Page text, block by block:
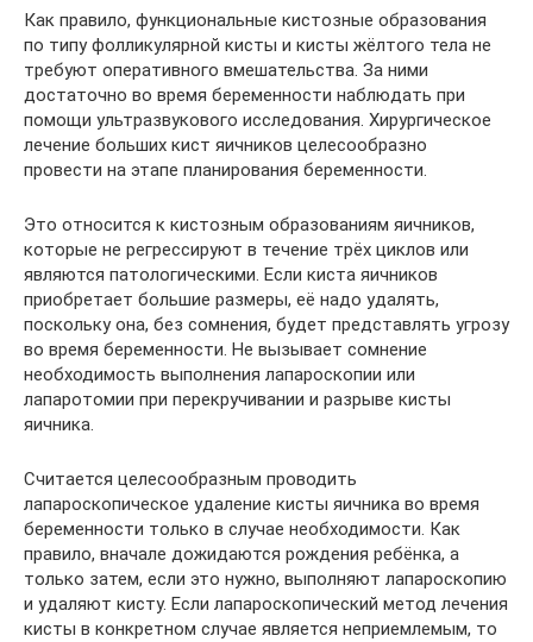
Как правило, функциональные кистозные образования
по типу фолликулярной кисты и кисты жёлтого тела не
требуют оперативного вмешательства. За ними
достаточно во время беременности наблюдать при
помощи ультразвукового исследования. Хирургическое
лечение больших кист яичников целесообразно
провести на этапе планирования беременности.
Это относится к кистозным образованиям яичников,
которые не регрессируют в течение трёх циклов или
являются патологическими. Если киста яичников
приобретает большие размеры, её надо удалять,
поскольку она, без сомнения, будет представлять угрозу
во время беременности. Не вызывает сомнение
необходимость выполнения лапароскопии или
лапаротомии при перекручивании и разрыве кисты
яичника.
Считается целесообразным проводить
лапароскопическое удаление кисты яичника во время
беременности только в случае необходимости. Как
правило, вначале дожидаются рождения ребёнка, а
только затем, если это нужно, выполняют лапароскопию
и удаляют кисту. Если лапароскопический метод лечения
кисты в конкретном случае является неприемлемым, то